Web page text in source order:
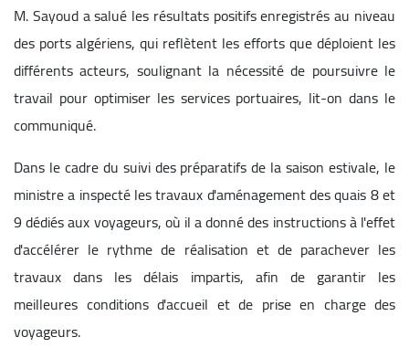
M. Sayoud a salué les résultats positifs enregistrés au niveau
des ports algériens, qui reflètent les efforts que déploient les
différents acteurs, soulignant la nécessité de poursuivre le
travail pour optimiser les services portuaires, lit-on dans le
communiqué.
Dans le cadre du suivi des préparatifs de la saison estivale, le
ministre a inspecté les travaux d'aménagement des quais 8 et
9 dédiés aux voyageurs, où il a donné des instructions à l'effet
d'accélérer le rythme de réalisation et de parachever les
travaux dans les délais impartis, afin de garantir les
meilleures conditions d'accueil et de prise en charge des
voyageurs.